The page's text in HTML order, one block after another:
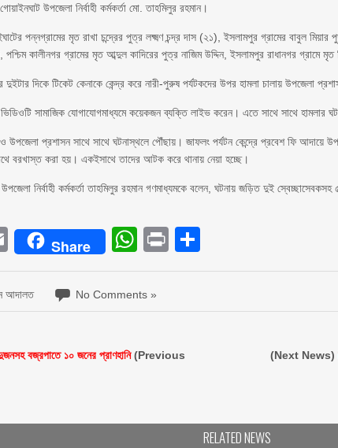
উপজেলা নির্বাহী কর্মকর্তা মো. তাহমিলুর রহমান।
পন্নগ্রামের মৃত রাখা চন্দ্রের পুত্র লক্ষ্মণ চন্দ্র দাস (২১), ইসলামপুর গ্রামের বাবুল
পশ্চিম কালীনগর গ্রামের মৃত আব্দুল কাদিরের পুত্র নাজিম উদ্দিন, ইসলামপুর রাধানগর গ্রামে
দিকে টিকেট কেনাকে কেন্দ্র করে নারী-পুরুষ পর্যটকদের উপর হামলা চালায় উপজেলা
সামাজিক যোগাযোগমাধ্যমে কয়েকজন ব্যক্তি লাইভ করেন। এতে সাথে সাথে হামলার
উপজেলা প্রশাসন সাথে সাথে ঘটনাস্থলে পৌঁছায়। জাফলং পর্যটন কেন্দ্রে প্রবেশ ফি আদায়ে
বরখাস্ত করা হয়। একইসাথে তাদের আটক করে থানায় নেয়া হচ্ছে।
উপজেলা নির্বাহী কর্মকর্তা তাহমিলুর রহমান গণমাধ্যমকে বলেন, ঘটনায় জড়িত দুই
EmailShare WhatsApp
Print
আদালত No Comments »
বজ্রপাতে ১০ জনের প্রাণহানি(Previous
(Next News)
RELATED NEWS